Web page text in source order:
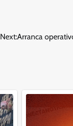
Next:Arranca